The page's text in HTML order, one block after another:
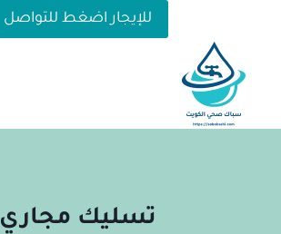
المحتوى
للإيجار اضغط للتواصل
تسليك مجاري